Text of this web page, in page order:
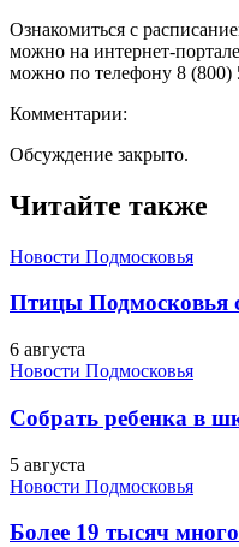
Ознакомиться с
можно на интернет-
можно по телефону 8 (800)
Комментарии:
Обсуждение закрыто.
Читайте также
Новости Подмосковья
Птицы Подмосковья
6 августа
Новости Подмосковья
Собрать ребенка в
5 августа
Новости Подмосковья
Более 19 тысяч